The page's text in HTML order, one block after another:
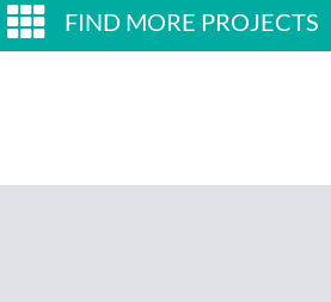
FIND MORE PROJECTS